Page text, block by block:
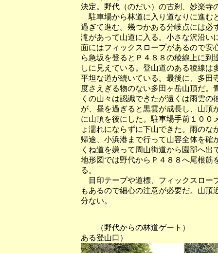
決定。野代（のだい）の古刹、妙楽寺
駐車場から林道に入り道なりに進む
過ぎて進む。幾つかある分岐点には必
滝があって山道に入る。小さな沢沿い
面にはフィックスロープがあるので安
ら急坂を登るとＰ４８８の稜線上に
しに見えている。登山道のある稜線
平坦な道が続いている。最後に、多田
度さえぎる物のない多田ヶ岳山頂だ
くの山々は認識できたが遠くは雨雲
が、昼を過ぎると黒雲が成長し、山頂
に山頂を後にした。駐車場手前１００
ょ濡れにならずに下山できた。雨の
帰途、小浜港まで行って山容全体を確
くね道を嫌って周山街道から園部へ
地形図では野代からＰ４８８へ尾根筋
る。
目印テープや道標、フィックスロー
もあるので細心の注意が必要だ。山
分ない。
（野代からの林道ゲート）
ある登山口）